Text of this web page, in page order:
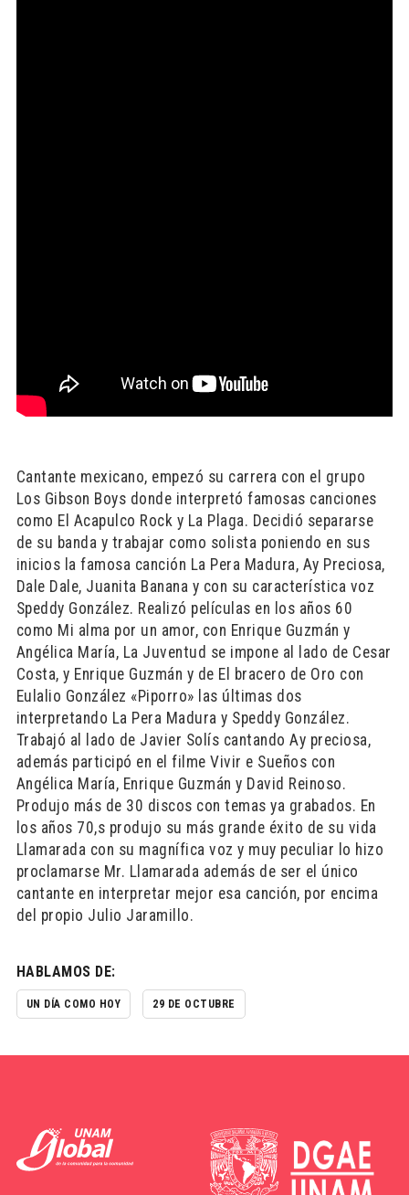
Cantante mexicano, empezó su carrera con el grupo
Los Gibson Boys donde interpretó famosas canciones
como El Acapulco Rock y La Plaga. Decidió separarse
de su banda y trabajar como solista poniendo en sus
inicios la famosa canción La Pera Madura, Ay Preciosa,
Dale Dale, Juanita Banana y con su característica voz
Speddy González. Realizó películas en los años 60
como Mi alma por un amor, con Enrique Guzmán y
Angélica María, La Juventud se impone al lado de Cesar
Costa, y Enrique Guzmán y de El bracero de Oro con
Eulalio González «Piporro» las últimas dos
interpretando La Pera Madura y Speddy González.
Trabajó al lado de Javier Solís cantando Ay preciosa,
además participó en el filme Vivir e Sueños con
Angélica María, Enrique Guzmán y David Reinoso.
Produjo más de 30 discos con temas ya grabados. En
los años 70,s produjo su más grande éxito de su vida
Llamarada con su magnífica voz y muy peculiar lo hizo
proclamarse Mr. Llamarada además de ser el único
cantante en interpretar mejor esa canción, por encima
del propio Julio Jaramillo.
HABLAMOS DE:
UN DÍA COMO HOY 29 DE OCTUBRE